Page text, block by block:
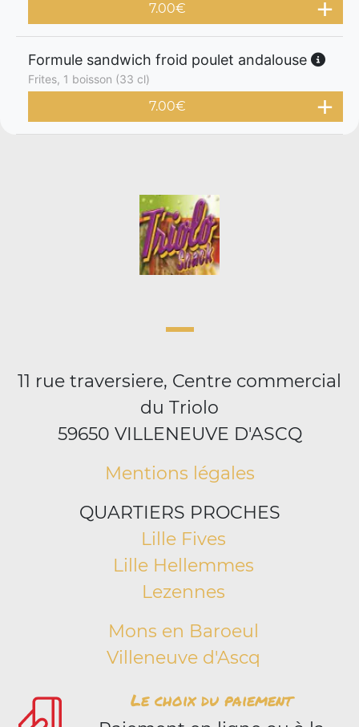
7.00€
Formule sandwich froid poulet andalouse
Frites, 1 boisson (33 cl)
7.00€
11 rue traversiere, Centre commercial
du Triolo
59650 VILLENEUVE D'ASCQ
Mentions légales
QUARTIERS PROCHES
Lille Fives
Lille Hellemmes
Lezennes
Mons en Baroeul
Villeneuve d'Ascq
Le choix du paiement